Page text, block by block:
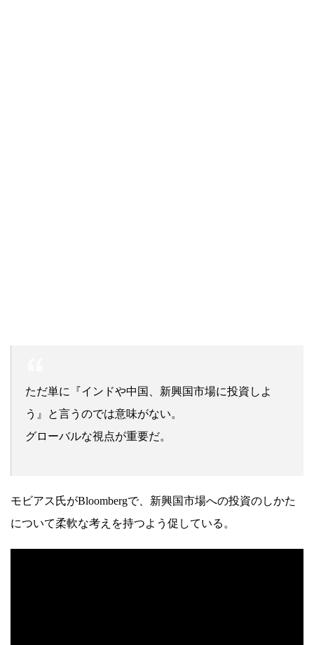
ただ単に『インドや中国、新興国市場に投資しよ
う』と言うのでは意味がない。
グローバルな視点が重要だ。
モビアス氏がBloombergで、新興国市場への投資のしかた
について柔軟な考えを持つよう促している。